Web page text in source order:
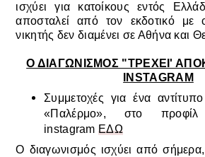
ισχύει για κατοίκους εντός
αποσταλεί από τον εκδοτικό
νικητής δεν διαμένει σε Αθήνα και
Ο ΔΙΑΓΩΝΙΣΜΟΣ "ΤΡΕΧΕΙ'
INSTAGRAM
Συμμετοχές για ένα
«Παλέρμο», στο
instagram ΕΔΩ
Ο διαγωνισμός ισχύει από